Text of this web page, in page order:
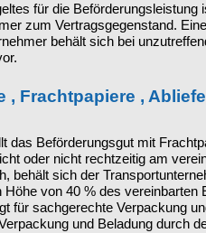
für die
zum Vertragsgegenstand.
behält sich bei
, Frachtpapiere ,
das Beförderungsgut mit
oder nicht rechtzeitig am
behält sich der
Höhe von 40 % des vereinbarten
für sachgerechte Verpackung
und Beladung durch